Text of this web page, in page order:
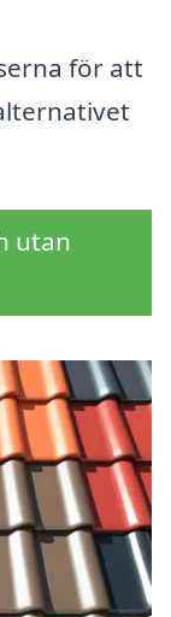
för att
utan